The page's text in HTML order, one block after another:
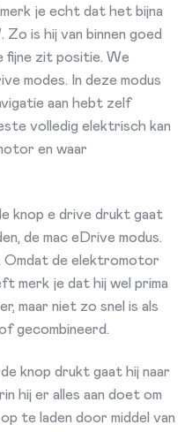
je echt dat het bijna
is hij van binnen goed
fijne zit positie. We
modes. In deze modus
aan hebt zelf
volledig elektrisch kan
en waar
knop e drive drukt gaat
de mac eDrive modus.
Omdat de elektromotor
merk je dat hij wel prima
maar niet zo snel is als
gecombineerd.
knop drukt gaat hij naar
hij er alles aan doet om
te laden door middel van